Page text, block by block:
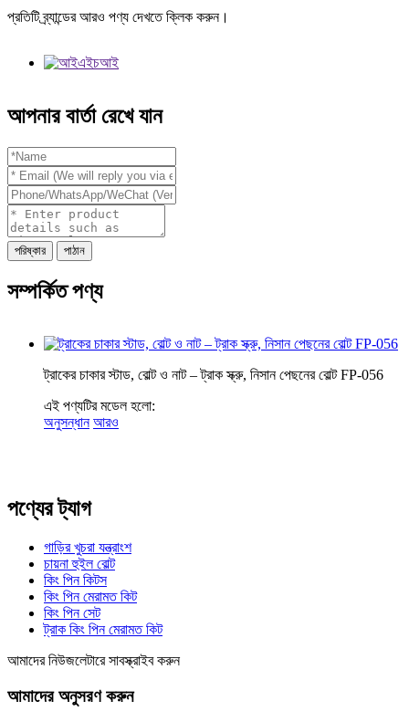
প্রতিটি ব্র্যান্ডের আরও পণ্য দেখতে ক্লিক করুন।
আপনার বার্তা রেখে যান
পরিষ্কার পাঠান
সম্পর্কিত পণ্য
ট্রাকের চাকার স্টাড, বোল্ট ও নাট – ট্রাক স্ক্রু, নিসান পেছনের বোল্ট FP-056
এই পণ্যটির মডেল হলো:
অনুসন্ধান আরও
পণ্যের ট্যাগ
গাড়ির খুচরা যন্ত্রাংশ
চায়না হুইল বোল্ট
কিং পিন কিটস
কিং পিন মেরামত কিট
কিং পিন সেট
ট্রাক কিং পিন মেরামত কিট
আমাদের নিউজলেটারে সাবস্ক্রাইব করুন
আমাদের অনুসরণ করুন